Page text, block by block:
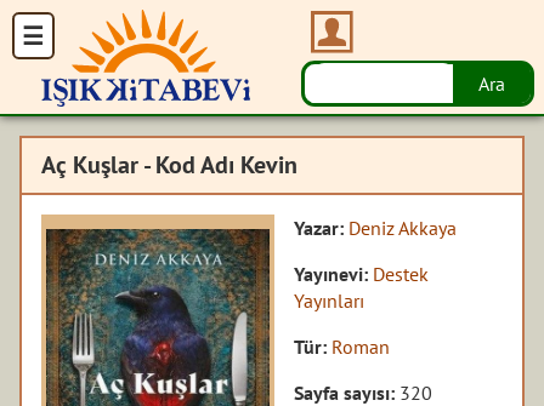
Aç Kuşlar - Kod Adı Kevin
Yazar: Deniz Akkaya
Yayınevi: Destek
Yayınları
Tür: Roman
Sayfa sayısı: 320